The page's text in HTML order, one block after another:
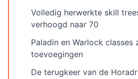
Volledig herwerkte skill
verhoogd naar 70
Paladin en Warlock classes
toevoegingen
De terugkeer van de